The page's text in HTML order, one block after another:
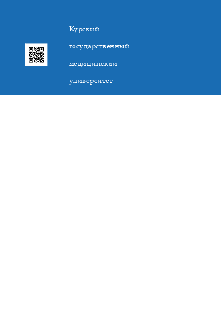
Курский
государственный
медицинский
университет